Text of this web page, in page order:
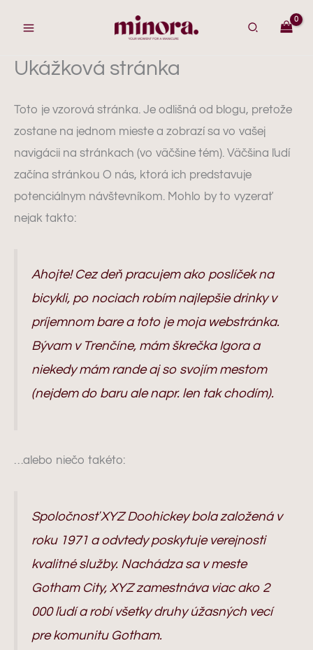
Ukážková stránka
Toto je vzorová stránka. Je odlišná od blogu, pretože
zostane na jednom mieste a zobrazí sa vo vašej
navigácii na stránkach (vo väčšine tém). Väčšina ľudí
začína stránkou O nás, ktorá ich predstavuje
potenciálnym návštevníkom. Mohlo by to vyzerať
nejak takto:
Ahojte! Cez deň pracujem ako poslíček na
bicykli, po nociach robím najlepšie drinky v
príjemnom bare a toto je moja webstránka.
Bývam v Trenčíne, mám škrečka Igora a
niekedy mám rande aj so svojím mestom
(nejdem do baru ale napr. len tak chodím).
…alebo niečo takéto:
Spoločnosť XYZ Doohickey bola založená v
roku 1971 a odvtedy poskytuje verejnosti
kvalitné služby. Nachádza sa v meste
Gotham City, XYZ zamestnáva viac ako 2
000 ľudí a robí všetky druhy úžasných vecí
pre komunitu Gotham.